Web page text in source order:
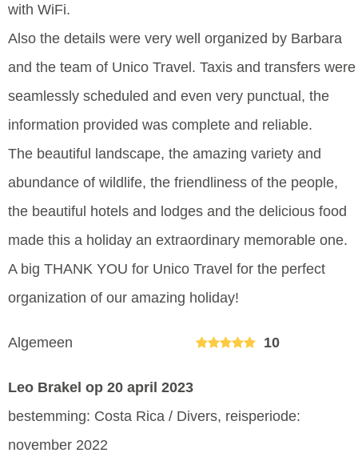
with WiFi.
Also the details were very well organized by Barbara
and the team of Unico Travel. Taxis and transfers were
seamlessly scheduled and even very punctual, the
information provided was complete and reliable.
The beautiful landscape, the amazing variety and
abundance of wildlife, the friendliness of the people,
the beautiful hotels and lodges and the delicious food
made this a holiday an extraordinary memorable one.
A big THANK YOU for Unico Travel for the perfect
organization of our amazing holiday!
Algemeen 10
Leo Brakel op 20 april 2023
bestemming: Costa Rica / Divers, reisperiode:
november 2022